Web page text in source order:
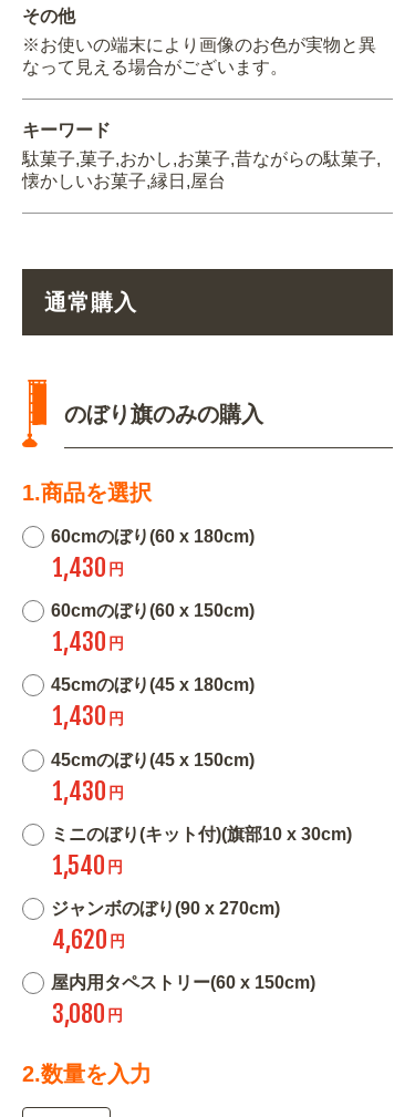
その他
※お使いの端末により画像のお色が実物と異
なって見える場合がございます。
キーワード
駄菓子,菓子,おかし,お菓子,昔ながらの駄菓子,
懐かしいお菓子,縁日,屋台
通常購入
のぼり旗のみの購入
1.商品を選択
60cmのぼり(60 x 180cm)
1,430 円
60cmのぼり(60 x 150cm)
1,430 円
45cmのぼり(45 x 180cm)
1,430 円
45cmのぼり(45 x 150cm)
1,430 円
ミニのぼり(キット付)(旗部10 x 30cm)
1,540 円
ジャンボのぼり(90 x 270cm)
4,620 円
屋内用タペストリー(60 x 150cm)
3,080 円
2.数量を入力